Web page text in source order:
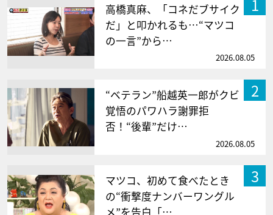
1
高橋真麻、「コネだブサイク
だ」と叩かれるも…“マツコ
の一言”から…
2026.08.05
2
“ベテラン”船越英一郎がクビ
覚悟のパワハラ謝罪拒
否！“後輩”だけ…
2026.08.05
3
マツコ、初めて食べたとき
の“衝撃度ナンバーワングル